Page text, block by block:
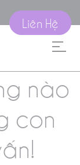
Liên Hệ
nào
con